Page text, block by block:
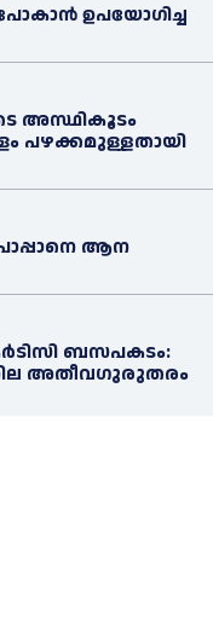
ഉപയോഗിച്ച
അസ്ഥികൂടം
പഴക്കമുള്ളതായി
ആന
ബസപകടം:
അതീവഗുരുതരം